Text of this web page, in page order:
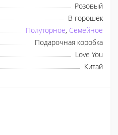
Розовый
В горошек
Полуторное, Семейное
Подарочная коробка
Love You
Китай